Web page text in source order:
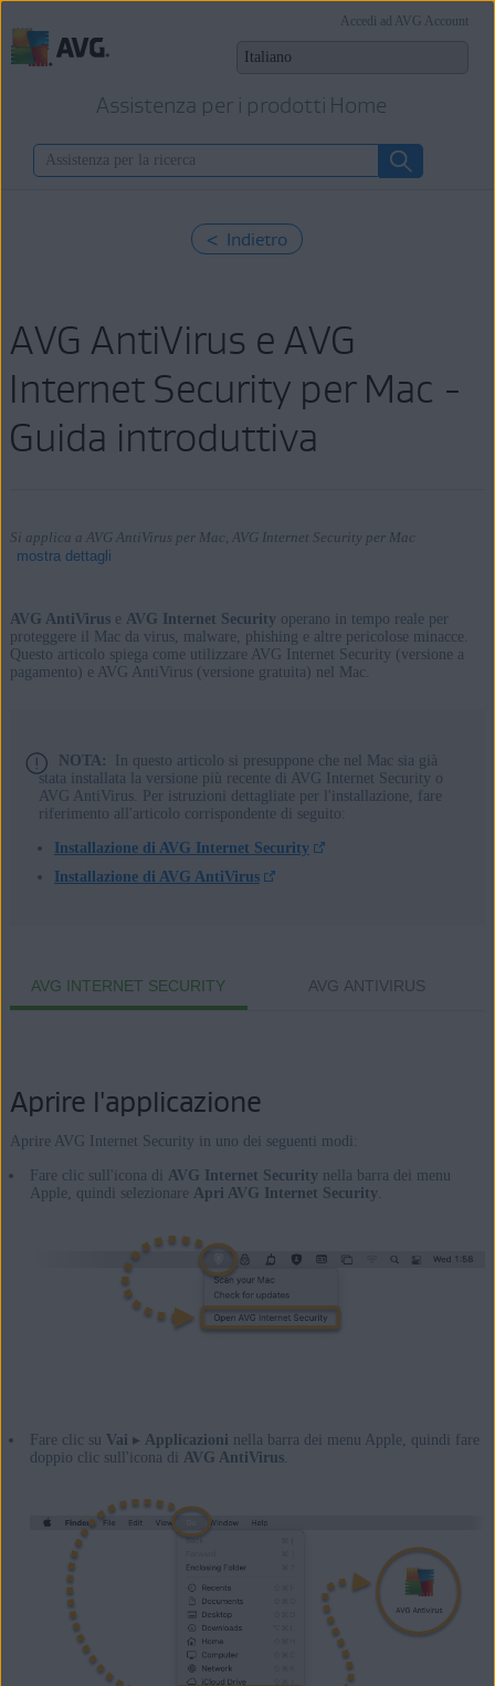
Assistenza per i prodotti Home
Accedi ad AVG Account
< Indietro
AVG AntiVirus e AVG
Internet Security per Mac -
Guida introduttiva
Si applica a AVG AntiVirus per Mac, AVG Internet Security per Mac
mostra dettagli
Prodotti:
Sistemi operativi:
Apple macOS 13.x (Ventura)
Apple macOS 12.x (Monterey)
Apple macOS 11.x (Big Sur)
Apple macOS 10.12.x (Sierra)
Apple Mac OS X 10.11.x (El Capitan)
AVG AntiViruse AVG Internet Security operano in tempo reale per
proteggere il Mac da virus, malware, phishing e altre pericolose minacce.
Questo articolo spiega come utilizzare AVG Internet Security (versione a
pagamento) e AVG AntiVirus (versione gratuita) nel Mac.
NOTA:
In questo articolo si presuppone che nel Mac sia già
stata installata la versione più recente di AVG Internet Security o
AVG AntiVirus. Per istruzioni dettagliate per l'installazione, fare
riferimento all'articolo corrispondente di seguito:
Installazione di AVG Internet Security
Installazione di AVG AntiVirus
AVG INTERNET SECURITY AVG ANTIVIRUS
Aprire l'applicazione
Aprire AVG Internet Security in uno dei seguenti modi:
Fare clic sull'icona di AVG Internet Security nella barra dei menu
Apple, quindi selezionare Apri AVG Internet Security.
Fare clic su Vai ▸ Applicazioni nella barra dei menu Apple, quindi fare
doppio clic sull'icona di AVG AntiVirus.